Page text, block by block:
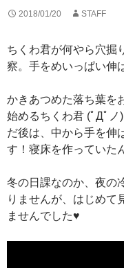
2018/01/20 STAFF
ちくわ君が何やら穴掘
察。手をめいっぱい伸
かきあつめた落ち葉を
始めるちくわ君 (ﾟДﾟ
だ後は、中から手を伸
す！寝床を作っていた
冬の日課なのか、夜の
りませんが、はじめて
ませんでした♥️